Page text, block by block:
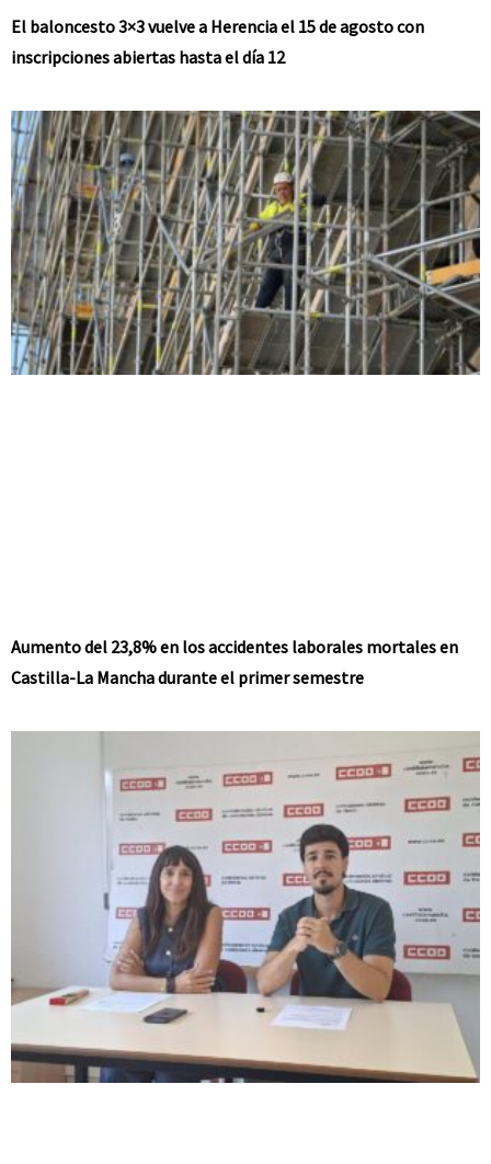
El baloncesto 3×3 vuelve a Herencia el 15 de agosto con
inscripciones abiertas hasta el día 12
Aumento del 23,8% en los accidentes laborales mortales en
Castilla-La Mancha durante el primer semestre